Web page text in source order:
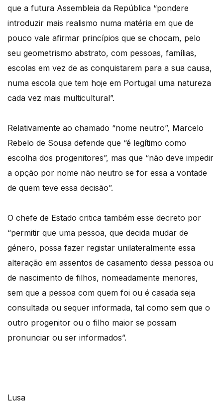
que a futura Assembleia da República “pondere
introduzir mais realismo numa matéria em que de
pouco vale afirmar princípios que se chocam, pelo
seu geometrismo abstrato, com pessoas, famílias,
escolas em vez de as conquistarem para a sua causa,
numa escola que tem hoje em Portugal uma natureza
cada vez mais multicultural”.
Relativamente ao chamado “nome neutro”, Marcelo
Rebelo de Sousa defende que “é legítimo como
escolha dos progenitores”, mas que “não deve impedir
a opção por nome não neutro se for essa a vontade
de quem teve essa decisão”.
O chefe de Estado critica também esse decreto por
“permitir que uma pessoa, que decida mudar de
género, possa fazer registar unilateralmente essa
alteração em assentos de casamento dessa pessoa ou
de nascimento de filhos, nomeadamente menores,
sem que a pessoa com quem foi ou é casada seja
consultada ou sequer informada, tal como sem que o
outro progenitor ou o filho maior se possam
pronunciar ou ser informados”.
Lusa